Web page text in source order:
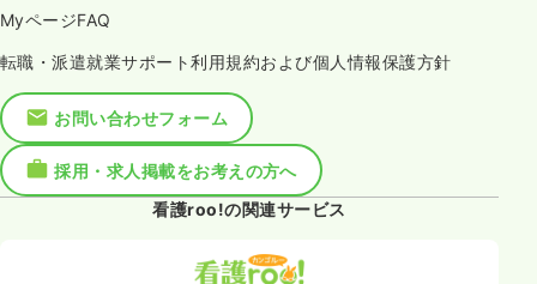
MyページFAQ
転職・派遣就業サポート利用規約および個人情報保護方針
お問い合わせフォーム
採用・求人掲載をお考えの方へ
看護roo!の関連サービス